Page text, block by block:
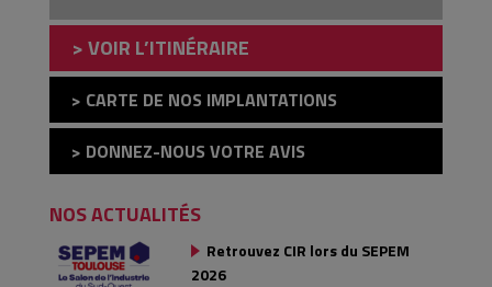
> VOIR L’ITINÉRAIRE
> CARTE DE NOS IMPLANTATIONS
> DONNEZ-NOUS VOTRE AVIS
NOS ACTUALITÉS
Retrouvez CIR lors du SEPEM
2026